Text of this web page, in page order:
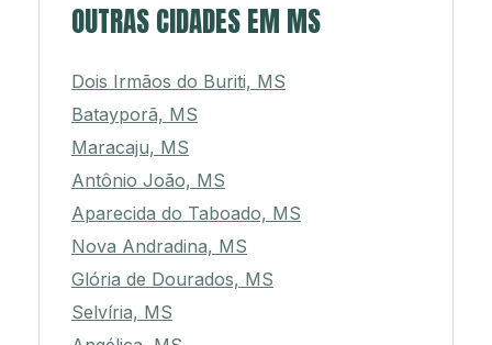
OUTRAS CIDADES EM MS
Dois Irmãos do Buriti, MS
Batayporã, MS
Maracaju, MS
Antônio João, MS
Aparecida do Taboado, MS
Nova Andradina, MS
Glória de Dourados, MS
Selvíria, MS